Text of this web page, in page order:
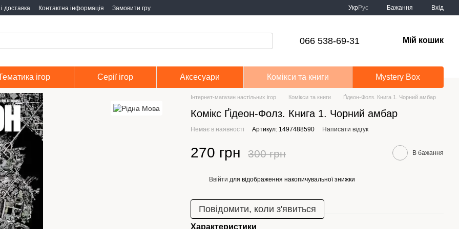
доставка Контактна інформація Замовити гру УкрРус Бажання Вхід
066 538-69-31 Мій кошик
ігор Серії ігор Аксесуари Комікси та книги Mystery Box
Інтернет-магазин настільних ігор Комікси та книги Ґідеон-Фолз. Книга 1. Чорний амбар
Комікс Ґідеон-Фолз. Книга 1. Чорний амбар
Немає в наявності Артикул: 1497488590 Написати відгук
270 грн 300 грн В бажання
Ввійти для відображення накопичувальної знижки
Повідомити, коли з'явиться
Характеристики